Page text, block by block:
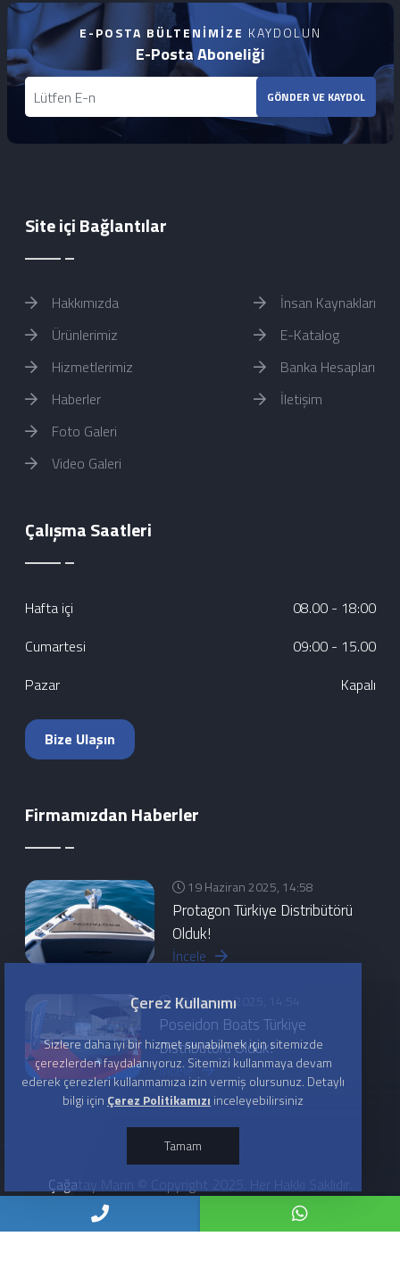
E-POSTA BÜLTENIMIZE KAYDOLUN
E-Posta Aboneliği
GÖNDER VE KAYDOL
Site içi Bağlantılar
Hakkımızda
Ürünlerimiz
Hizmetlerimiz
Haberler
Foto Galeri
Video Galeri
İnsan Kaynakları
E-Katalog
Banka Hesapları
İletişim
Çalışma Saatleri
Hafta içi
08.00 - 18:00
Cumartesi
09:00 - 15.00
Pazar
Kapalı
Bize Ulaşın
Firmamızdan Haberler
19 Haziran 2025, 14:58
Protagon Türkiye Distribütörü
Olduk!
İncele
20 Haziran 2025, 14:54
Poseidon Boats Türkiye
Distribütörü Olduk!
İncele
Çağatay Marin © Copyright 2025. Her Hakkı Saklıdır.
Çerez Kullanımı
Sizlere daha iyi bir hizmet sunabilmek için sitemizde
çerezlerden faydalanıyoruz. Sitemizi kullanmaya devam
ederek çerezleri kullanmamıza izin vermiş olursunuz. Detaylı
bilgi için Çerez Politikamızı inceleyebilirsiniz
Tamam